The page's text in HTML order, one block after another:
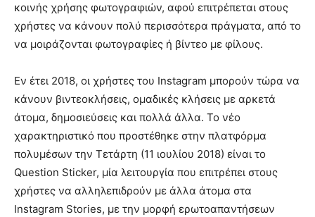
κοινής χρήσης φωτογραφιών, αφού επιτρέπεται στους
χρήστες να κάνουν πολύ περισσότερα πράγματα, από το
να μοιράζονται φωτογραφίες ή βίντεο με φίλους.
Εν έτει 2018, οι χρήστες του Instagram μπορούν τώρα να
κάνουν βιντεοκλήσεις, ομαδικές κλήσεις με αρκετά
άτομα, δημοσιεύσεις και πολλά άλλα. Το νέο
χαρακτηριστικό που προστέθηκε στην πλατφόρμα
πολυμέσων την Τετάρτη (11 ιουλίου 2018) είναι το
Question Sticker, μία λειτουργία που επιτρέπει στους
χρήστες να αλληλεπιδρούν με άλλα άτομα στα
Instagram Stories, με την μορφή ερωτοαπαντήσεων